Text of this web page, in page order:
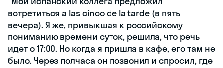
встретиться a las cinco de la tarde (в пять
вечера). Я же, привыкшая к российскому
пониманию времени суток, решила, что речь
идет о 17:00. Но когда я пришла в кафе, его там не
было. Через полчаса он позвонил и спросил, где